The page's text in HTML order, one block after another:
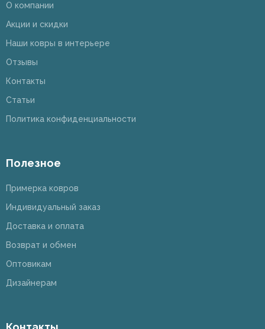
О компании
Акции и скидки
Наши ковры в интерьере
Отзывы
Контакты
Статьи
Политика конфиденциальности
Полезное
Примерка ковров
Индивидуальный заказ
Доставка и оплата
Возврат и обмен
Оптовикам
Дизайнерам